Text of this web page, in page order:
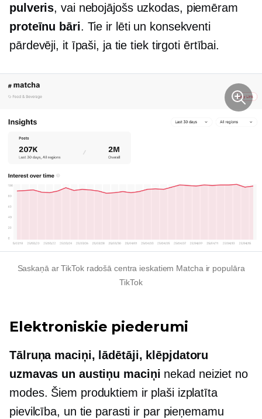
pulveris, vai nebojājošsuzkodas, piemēram
proteīnu bāri. Tie ir lēti un konsekventi
pārdevēji, it īpaši, ja tie tiek tirgoti ērtībai.
Saskaņā ar TikTok radošā centra ieskatiem Matcha ir populāra
TikTok
Elektroniskie piederumi
Tālruņa maciņi, lādētāji, klēpjdatoru
uzmavas un austiņu maciņi nekad neiziet no
modes. Šiem produktiem ir plaši izplatīta
pievilcība, un tie parasti ir par pieņemamu